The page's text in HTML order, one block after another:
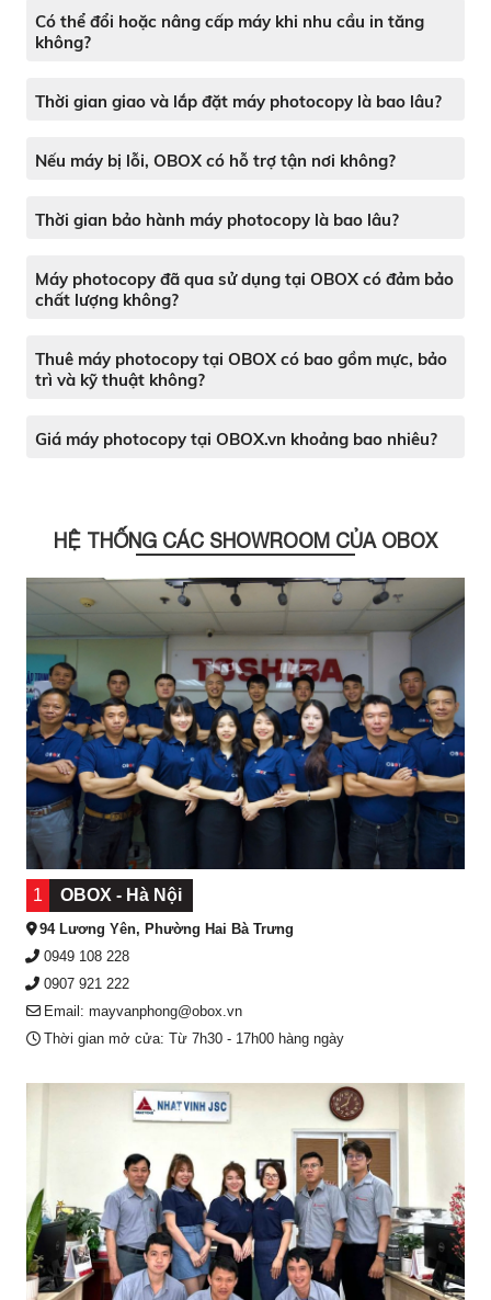
Có thể đổi hoặc nâng cấp máy khi nhu cầu in tăng
không?
Thời gian giao và lắp đặt máy photocopy là bao lâu?
Nếu máy bị lỗi, OBOX có hỗ trợ tận nơi không?
Thời gian bảo hành máy photocopy là bao lâu?
Máy photocopy đã qua sử dụng tại OBOX có đảm bảo
chất lượng không?
Thuê máy photocopy tại OBOX có bao gồm mực, bảo
trì và kỹ thuật không?
Giá máy photocopy tại OBOX.vn khoảng bao nhiêu?
HỆ THỐNG CÁC SHOWROOM CỦA OBOX
1 OBOX - Hà Nội
94 Lương Yên, Phường Hai Bà Trưng
0949 108 228
0907 921 222
Email: mayvanphong@obox.vn
Thời gian mở cửa: Từ 7h30 - 17h00 hàng ngày